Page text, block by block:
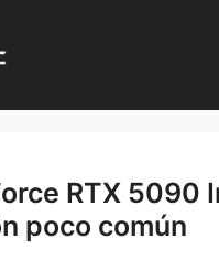
RTX
poco común